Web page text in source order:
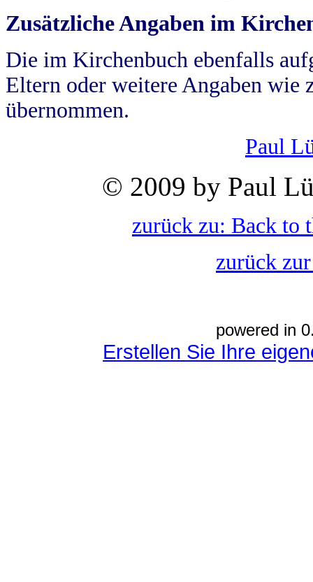
Zusätzliche Angaben im
Die im Kirchenbuch ebenfalls
Eltern oder weitere Angaben wie
übernommen.
Paul
© 2009 by Paul
zurück zu: Back to
zurück
powered in
Erstellen Sie Ihre